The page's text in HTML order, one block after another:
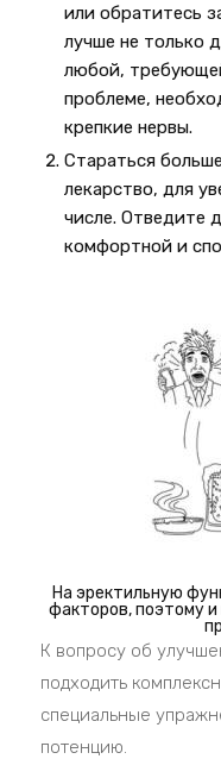
или обратитесь
лучше не только
любой,
проблеме,
крепкие нервы.
Стараться
лекарство, для
числе. Отведите
комфортной и
На эректильную
факторов, поэтому
К вопросу об
подходить
специальные
потенцию.